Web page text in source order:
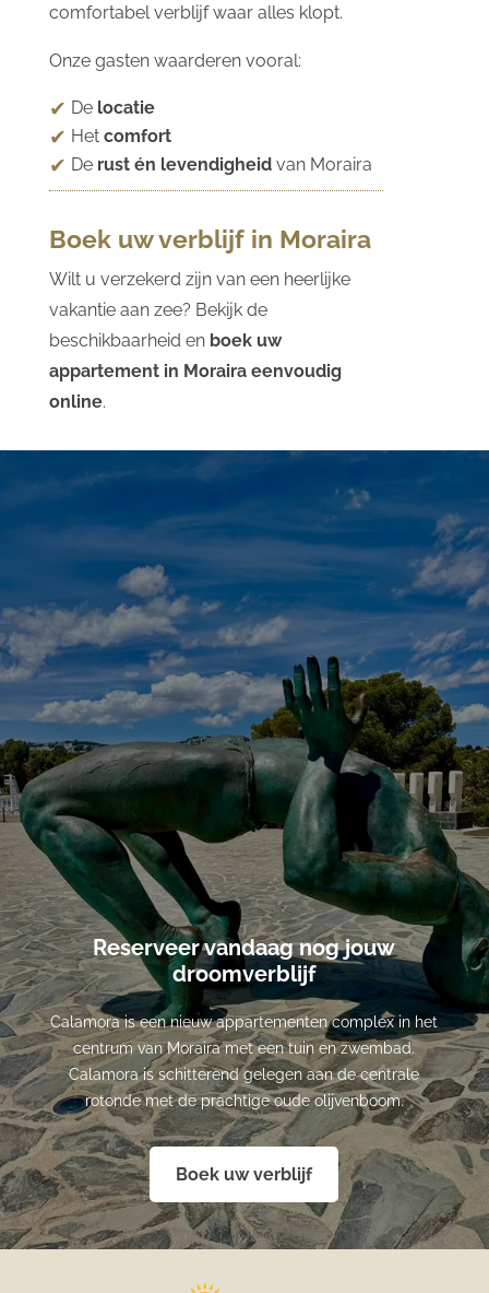
comfortabel verblijf waar alles klopt.
Onze gasten waarderen vooral:
De locatie
Het comfort
De rust én levendigheidvan Moraira
Boek uw verblijf in Moraira
Wilt u verzekerd zijn van een heerlijke
vakantie aan zee? Bekijk de
beschikbaarheid en boek uw
appartement in Moraira eenvoudig
online.
Reserveer vandaag nog jouw
droomverblijf
Calamora is een nieuw appartementen complex in het
centrum van Moraira met een tuin en zwembad.
Calamora is schitterend gelegen aan de centrale
rotonde met de prachtige oude olijvenboom.
Boek uw verblijf